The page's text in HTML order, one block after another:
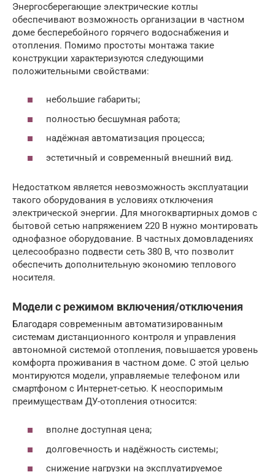
Энергосберегающие электрические котлы
обеспечивают возможность организации в частном
доме бесперебойного горячего водоснабжения и
отопления. Помимо простоты монтажа такие
конструкции характеризуются следующими
положительными свойствами:
небольшие габариты;
полностью бесшумная работа;
надёжная автоматизация процесса;
эстетичный и современный внешний вид.
Недостатком является невозможность эксплуатации
такого оборудования в условиях отключения
электрической энергии. Для многоквартирных домов с
бытовой сетью напряжением 220 В нужно монтировать
однофазное оборудование. В частных домовладениях
целесообразно подвести сеть 380 В, что позволит
обеспечить дополнительную экономию теплового
носителя.
Модели с режимом включения/отключения
Благодаря современным автоматизированным
системам дистанционного контроля и управления
автономной системой отопления, повышается уровень
комфорта проживания в частном доме. С этой целью
монтируются модели, управляемые телефоном или
смартфоном с Интернет-сетью. К неоспоримым
преимуществам ДУ-отопления относится:
вполне доступная цена;
долговечность и надёжность системы;
снижение нагрузки на эксплуатируемое